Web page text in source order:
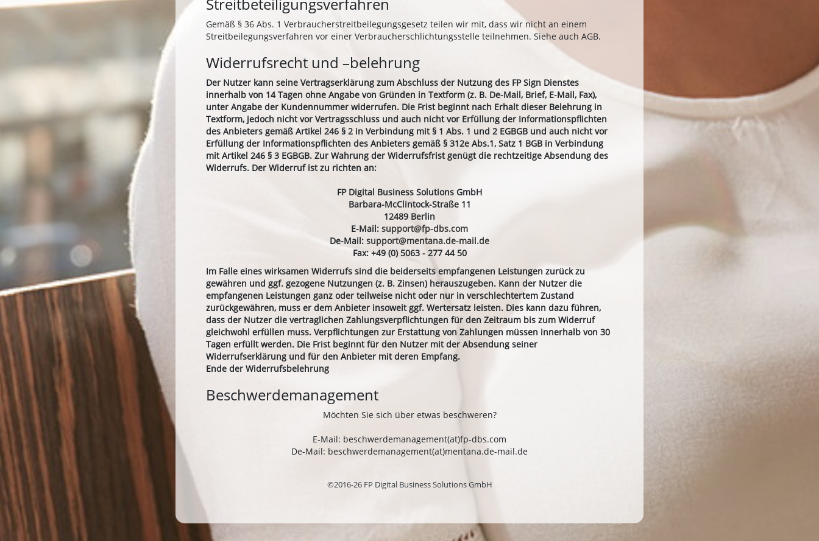
Gemäß § 36 Abs. 1 Verbraucherstreitbeilegungsgesetz teilen wir mit, dass wir nicht an einem
Streitbeilegungsverfahren vor einer Verbraucherschlichtungsstelle teilnehmen. Siehe auch AGB.
Widerrufsrecht und –belehrung
Der Nutzer kann seine Vertragserklärung zum Abschluss der Nutzung des FP Sign Dienstes
innerhalb von 14 Tagen ohne Angabe von Gründen in Textform (z. B. De-Mail, Brief, E-Mail, Fax),
unter Angabe der Kundennummer widerrufen. Die Frist beginnt nach Erhalt dieser Belehrung in
Textform, jedoch nicht vor Vertragsschluss und auch nicht vor Erfüllung der Informationspflichten
des Anbieters gemäß Artikel 246 § 2 in Verbindung mit § 1 Abs. 1 und 2 EGBGB und auch nicht vor
Erfüllung der Informationspflichten des Anbieters gemäß § 312e Abs.1, Satz 1 BGB in Verbindung
mit Artikel 246 § 3 EGBGB. Zur Wahrung der Widerrufsfrist genügt die rechtzeitige Absendung des
Widerrufs. Der Widerruf ist zu richten an:
FP Digital Business Solutions GmbH
Barbara-McClintock-Straße 11
12489 Berlin
E-Mail: support@fp-dbs.com
De-Mail: support@mentana.de-mail.de
Fax: +49 (0) 5063 - 277 44 50
Im Falle eines wirksamen Widerrufs sind die beiderseits empfangenen Leistungen zurück zu
gewähren und ggf. gezogene Nutzungen (z. B. Zinsen) herauszugeben. Kann der Nutzer die
empfangenen Leistungen ganz oder teilweise nicht oder nur in verschlechtertem Zustand
zurückgewähren, muss er dem Anbieter insoweit ggf. Wertersatz leisten. Dies kann dazu führen,
dass der Nutzer die vertraglichen Zahlungsverpflichtungen für den Zeitraum bis zum Widerruf
gleichwohl erfüllen muss. Verpflichtungen zur Erstattung von Zahlungen müssen innerhalb von 30
Tagen erfüllt werden. Die Frist beginnt für den Nutzer mit der Absendung seiner
Widerrufserklärung und für den Anbieter mit deren Empfang.
Ende der Widerrufsbelehrung
Beschwerdemanagement
Möchten Sie sich über etwas beschweren?
E-Mail: beschwerdemanagement(at)fp-dbs.com
De-Mail: beschwerdemanagement(at)mentana.de-mail.de
©2016-26 FP Digital Business Solutions GmbH